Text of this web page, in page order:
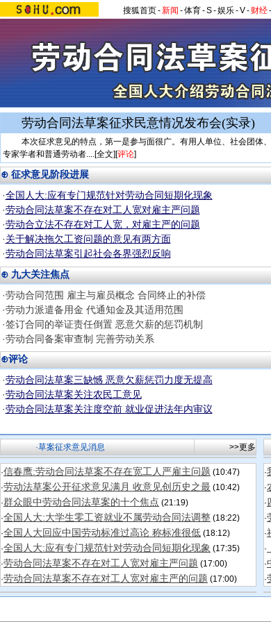
搜狐首页-新闻 -体育-S-娱乐-V- 财经-
劳动合同法草案征求民意情况发布会(实录)
本次征求意见的特点，第一是参与面很广。有用人单位、社会团体、
专家学者和普通劳动者....[全文][评论]
⊕ 征求意见阶段进展
·全国人大:应有专门规范针对劳动合同短期化现象
·劳动合同法草案不存在对工人宽对雇主严问题
·劳动合立法不存在对工人宽，对雇主严的问题
·关于解决拖欠工资问题的意见有两方面
·劳动合同法草案引起社会各界强烈反响
⊕ 九大关注焦点
·劳动合同范围 雇主与雇员概念 合同终止的补偿
·劳动力派遣备用金 代通知金及其适用范围
·签订合同的举证责任倒置 恶意欠薪的惩罚机制
·劳动合同备案审查制 完善劳动关系
⊕评论
·劳动合同法草案三缺憾 恶意欠薪惩罚力度无提高
·劳动合同法草案关注农民工意见
·劳动合同法草案关注度空前 就业促进法年内审议
·草案征求意见消息 >>更多
·信春鹰:劳动合同法草案不存在宽工人严雇主问题 (10:47)
·劳动法草案公开征求意见满月 收意见创历史之最 (10:42)
·群众眼中劳动合同法草案的十个焦点 (21:19)
·全国人大:大学生零工资就业不属劳动合同法调整 (18:22)
·全国人大回应中国劳动标准过高论 称标准很低 (18:12)
·全国人大:应有专门规范针对劳动合同短期化现象 (17:35)
·劳动合同法草案不存在对工人宽对雇主严问题 (17:00)
·劳动合同法草案不存在对工人宽对雇主严的问题 (17:00)
·
·
·
·
·
·
·
·